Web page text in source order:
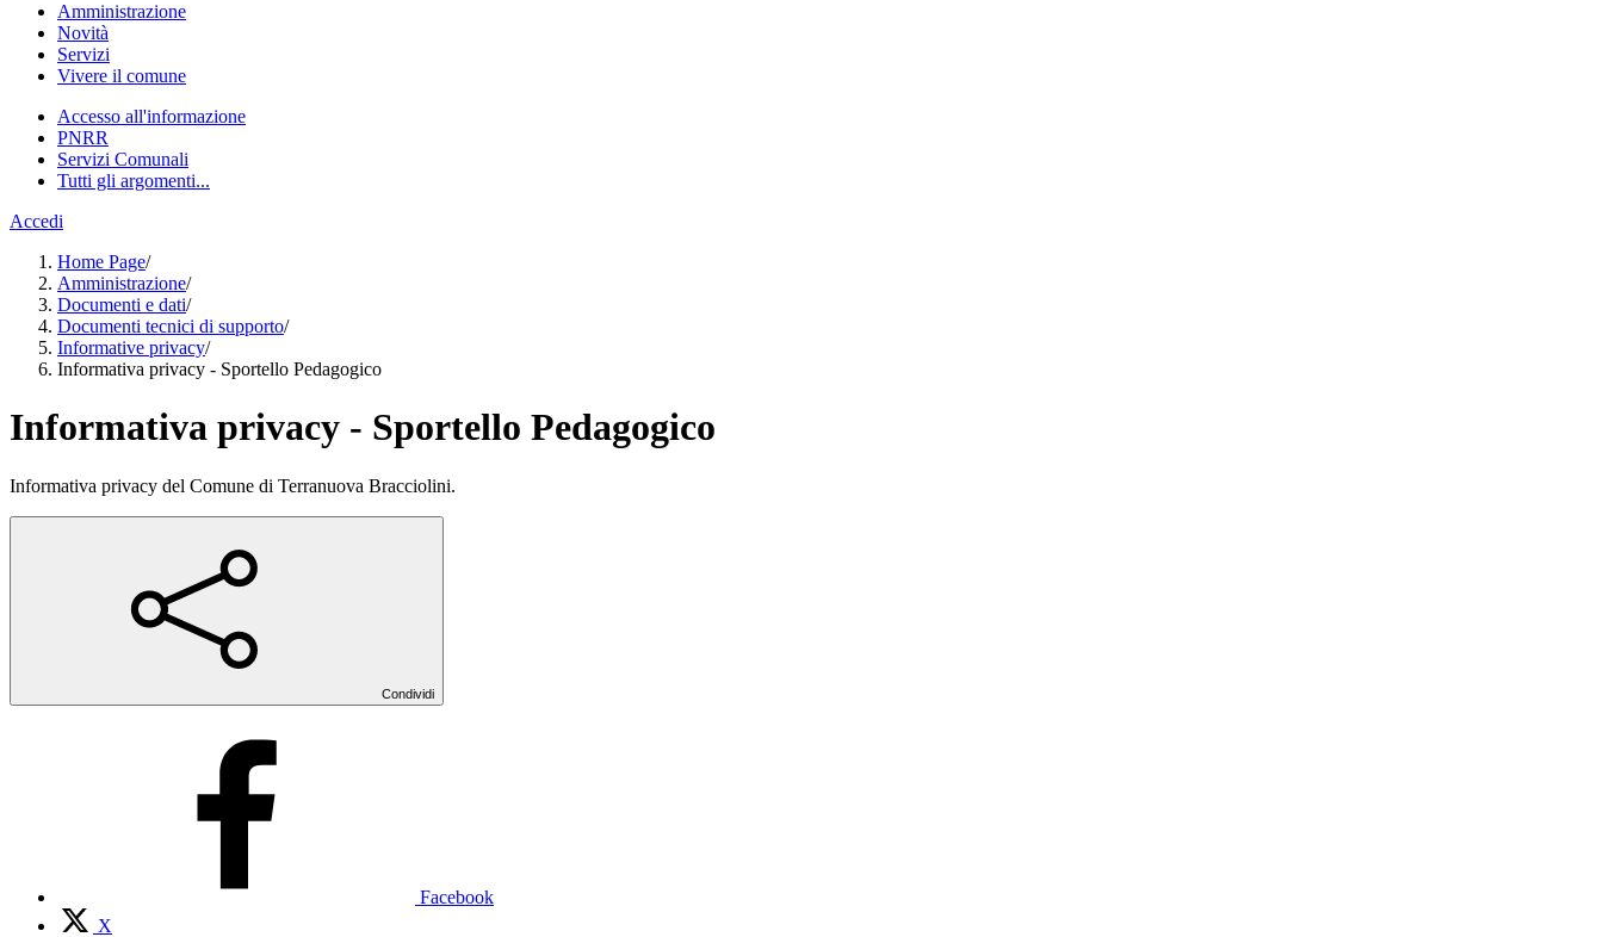
Amministrazione
Novità
Servizi
Vivere il comune
Accesso all'informazione
PNRR
Servizi Comunali
Tutti gli argomenti...
Accedi
Home Page/
Amministrazione/
Documenti e dati/
Documenti tecnici di supporto/
Informative privacy/
Informativa privacy - Sportello Pedagogico
Informativa privacy - Sportello Pedagogico
Informativa privacy del Comune di Terranuova Bracciolini.
Condividi
Facebook
X